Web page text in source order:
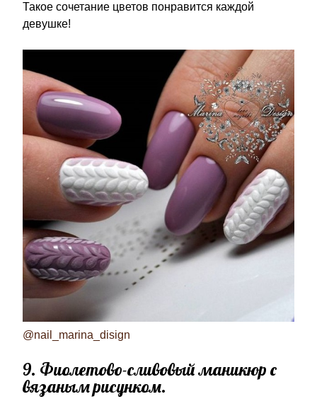
Такое сочетание цветов понравится каждой
девушке!
@nail_marina_disign
9. Фиолетово-сливовый маникюр с
вязаным рисунком.